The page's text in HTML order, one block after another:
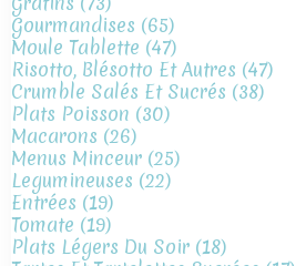
Gourmandises (65)
Moule Tablette (47)
Risotto, Blésotto Et Autres (47)
Crumble Salés Et Sucrés (38)
Plats Poisson (30)
Macarons (26)
Menus Minceur (25)
Legumineuses (22)
Entrées (19)
Tomate (19)
Plats Légers Du Soir (18)